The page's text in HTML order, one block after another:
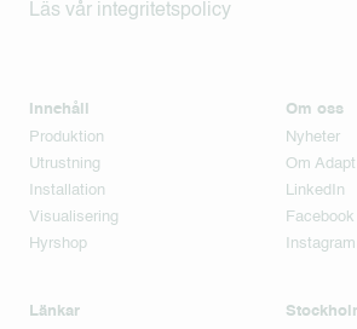
Läs vår integritetspolicy
Innehåll
Produktion
Utrustning
Installation
Visualisering
Hyrshop
Om oss
Nyheter
Om Adapt
LinkedIn
Facebook
Instagram
Länkar